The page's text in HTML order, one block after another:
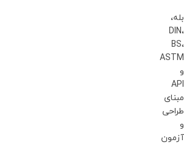
بله،
DIN،
BS،
ASTM
و
API
مبنای
طراحی
و
آزمون